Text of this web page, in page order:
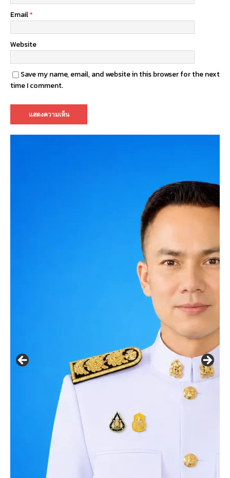
Email*
Website
Save my name, email, and website in this browser for the next
time I comment.